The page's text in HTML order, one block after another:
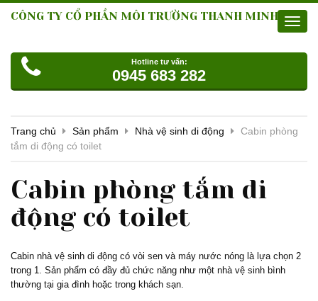
CÔNG TY CỔ PHẦN MÔI TRƯỜNG THANH MINH
Hotline tư vấn:
0945 683 282
Trang chủ Sản phẩm Nhà vệ sinh di động
Cabin phòng
tắm di động có toilet
Cabin phòng tắm di
động có toilet
Cabin nhà vệ sinh di động có vòi sen và máy nước nóng là lựa chọn 2
trong 1. Sản phẩm có đầy đủ chức năng như một nhà vệ sinh bình
thường tại gia đình hoặc trong khách sạn.